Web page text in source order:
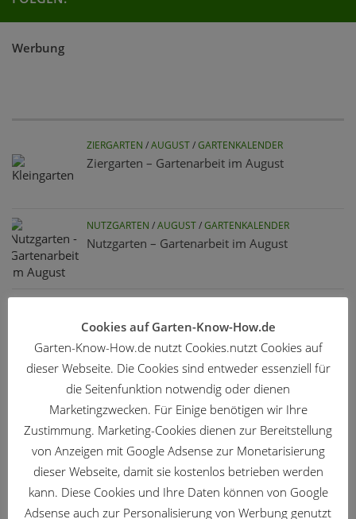
Werbung
ZIERGARTEN /AUGUST/GARTENKALENDER
Ziergarten – Gartenarbeit im August
NUTZGARTEN /AUGUST/GARTENKALENDER
Nutzgarten – Gartenarbeit im August
Currykraut – Schmuck und Gewürz
GARTENTIPPS
Iris-Blütenfliege – warum sterben meine
Irisknospen ab?
NUTZGARTEN/ JUNI GARTENKALENDER
Nutzgarten – Arbeiten im Juni
Cookies auf Garten-Know-How.de
Garten-Know-How.de nutzt Cookies.nutzt Cookies auf
dieser Webseite. Die Cookies sind entweder essenziell für
die Seitenfunktion notwendig oder dienen
Marketingzwecken. Für Einige benötigen wir Ihre
Zustimmung. Marketing-Cookies dienen zur Bereitstellung
von Anzeigen mit Google Adsense zur Monetarisierung
dieser Webseite, damit sie kostenlos betrieben werden
kann. Diese Cookies und Ihre Daten können von Google
Adsense auch zur Personalisierung von Werbung genutzt